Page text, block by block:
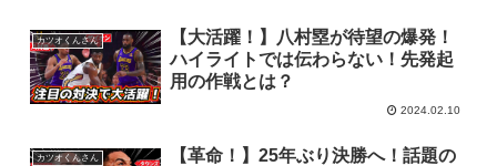
カツオくんさん
【大活躍！】八村塁が待望の爆発！
ハイライトでは伝わらない！先発起
用の作戦とは？
2024.02.10
カツオくんさん
【革命！】25年ぶり決勝へ！話題の